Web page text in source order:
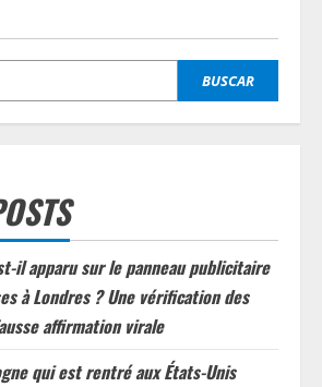
BUSCAR
il apparu sur le panneau publicitaire
à Londres ? Une vérification des
affirmation virale
qui est rentré aux États-Unis